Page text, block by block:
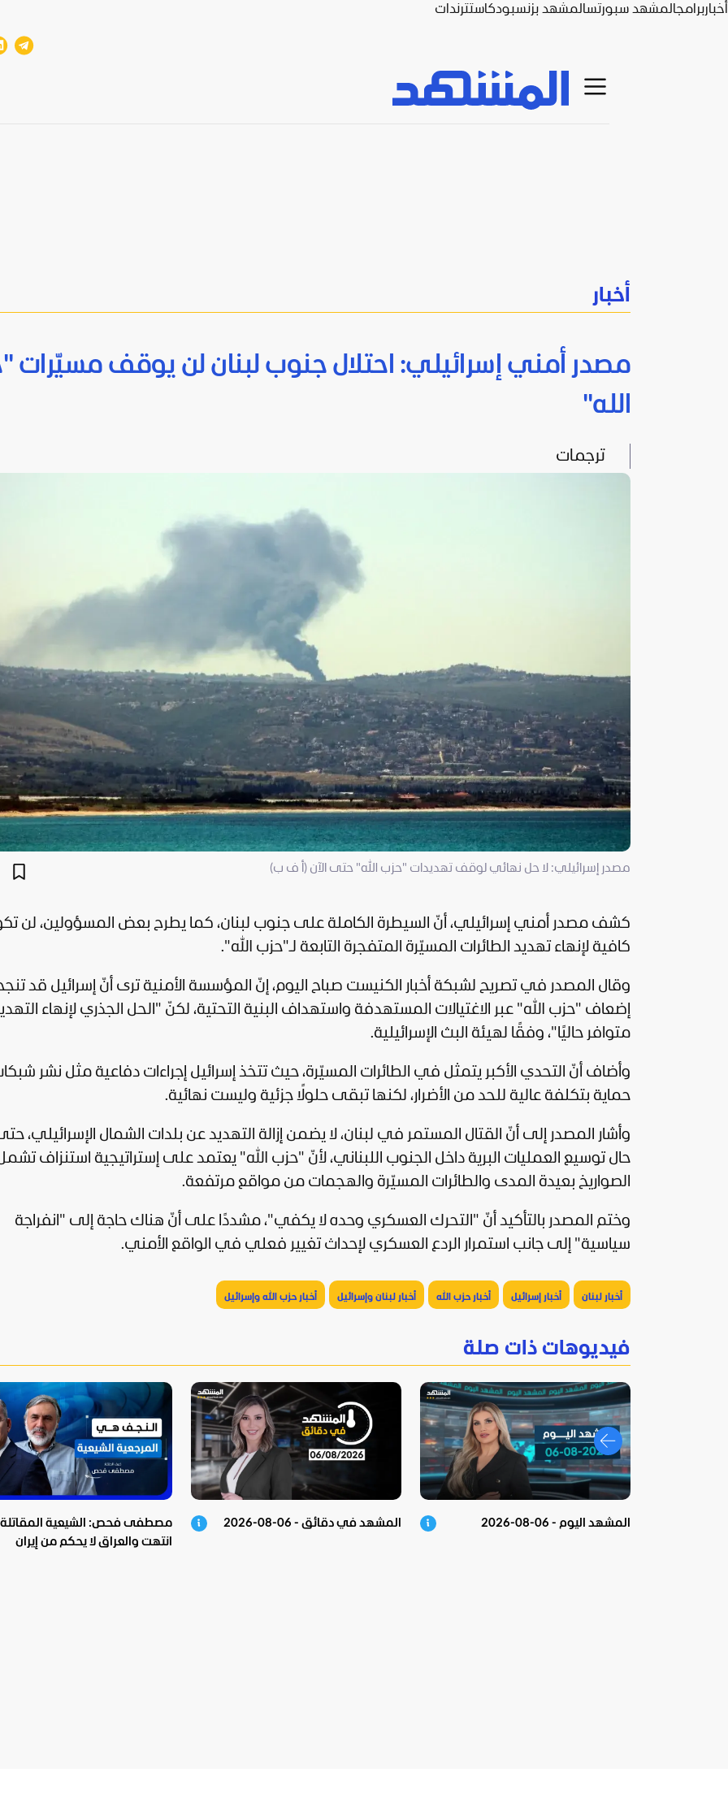
أخباربرامجالمشهد سبورتسالمشهد بزنسبودكاستترندات
أخبار
مصدر أمني إسرائيلي: احتلال جنوب لبنان لن يوقف مسيّرات
الله"
ترجمات
مصدر إسرائيلي: لا حل نهائي لوقف تهديدات "حزب الله" حتى الآن (أ ف ب)
كشف مصدر أمني إسرائيلي، أنّ السيطرة الكاملة على جنوب لبنان، كما يطرح بعض المسؤولين، لن
كافية لإنهاء تهديد الطائرات المسيّرة المتفجرة التابعة لـ"حزب الله".
وقال المصدر في تصريح لشبكة أخبار الكنيست صباح اليوم، إنّ المؤسسة الأمنية ترى أنّ إسرائيل قد
إضعاف "حزب الله" عبر الاغتيالات المستهدفة واستهداف البنية التحتية، لكنّ "الحل الجذري لإنهاء
متوافر حاليًا"، وفقًا لهيئة البث الإسرائيلية.
وأضاف أنّ التحدي الأكبر يتمثل في الطائرات المسيّرة، حيث تتخذ إسرائيل إجراءات دفاعية مثل نشر
حماية بتكلفة عالية للحد من الأضرار، لكنها تبقى حلولًا جزئية وليست نهائية.
وأشار المصدر إلى أنّ القتال المستمر في لبنان، لا يضمن إزالة التهديد عن بلدات الشمال الإسرائيلي،
حال توسيع العمليات البرية داخل الجنوب اللبناني، لأنّ "حزب الله" يعتمد على إستراتيجية استنزاف
الصواريخ بعيدة المدى والطائرات المسيّرة والهجمات من مواقع مرتفعة.
وختم المصدر بالتأكيد أنّ "التحرك العسكري وحده لا يكفي"، مشددًا على أنّ هناك حاجة إلى "انفراجة
سياسية" إلى جانب استمرار الردع العسكري لإحداث تغيير فعلي في الواقع الأمني.
أخبار لبنان أخبار إسرائيل أخبار حزب الله أخبار لبنان وإسرائيل أخبار حزب الله وإسرائيل
فيديوهات ذات صلة
المشهد اليوم - 06-08-2026 المشهد في دقائق - 06-08-2026
مصطفى فحص: الشيعية المقاتلة
انتهت والعراق لا يحكم من إيران